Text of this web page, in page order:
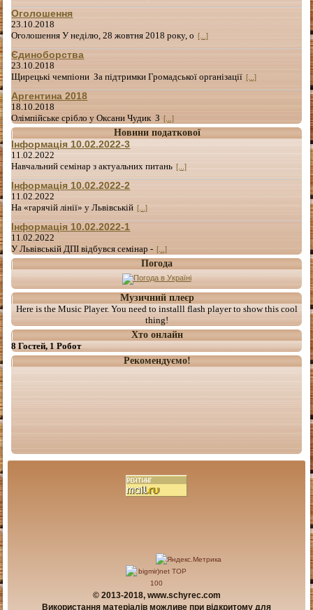
Оголошення
23.10.2018
Оголошення У неділю, 28 жовтня 2018 року, о [...]
Єдиноборства
23.10.2018
Щирецькі чемпіони За підтримки Громадської організації [...]
Аргентина 2018
18.10.2018
Олімпійське срібло у Оксани Чудик З [...]
Новини податкової
Інформація 10.02.2022-3
11.02.2022
Навчальний семінар з актуальних питань [...]
Інформація 10.02.2022-2
11.02.2022
На «гарячій лінії» у Львівській [...]
Інформація 10.02.2022-1
11.02.2022
У Львівській ДПІ відбувся семінар - [...]
Погода
Музичний плеєр
Here is the Music Player. You need to installl flash player to show this cool
thing!
Хто онлайн
8 Гостей, 1 Робот
Рекомендуємо!
© 2013-2018, www.schyrec.com
Використання матеріалів можливе при відкритому для